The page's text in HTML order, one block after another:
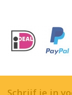
Schrijf je in